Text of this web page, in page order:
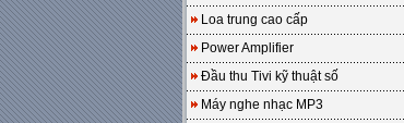
Loa trung cao cấp
Power Amplifier
Đầu thu Tivi kỹ thuật số
Máy nghe nhạc MP3